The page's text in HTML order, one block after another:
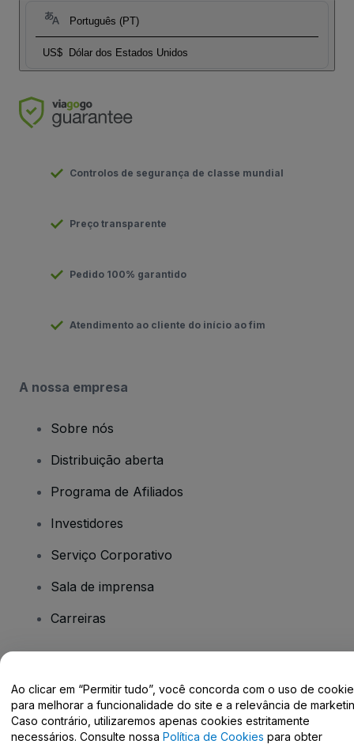
Português (PT)
US$ Dólar dos Estados Unidos
Controlos de segurança de classe mundial
Preço transparente
Pedido 100% garantido
Atendimento ao cliente do início ao fim
A nossa empresa
Sobre nós
Distribuição aberta
Programa de Afiliados
Investidores
Serviço Corporativo
Sala de imprensa
Carreiras
Centro de Ajuda / Fale Conosco
Ao clicar em “Permitir tudo”, você concorda com o uso de
para melhorar a funcionalidade do site e a relevância de
Caso contrário, utilizaremos apenas cookies estritamente
necessários. Consulte nossa Política de Cookies para obter